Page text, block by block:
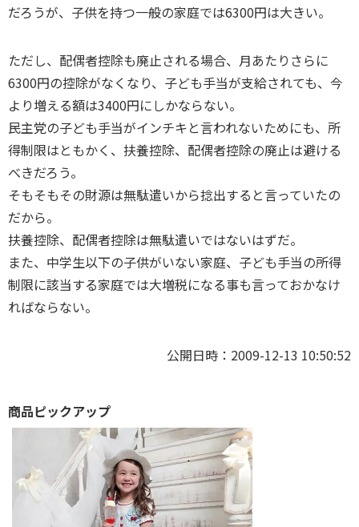
だろうが、子供を持つ一般の家庭では6300円は大きい。
ただし、配偶者控除も廃止される場合、月あたりさらに
6300円の控除がなくなり、子ども手当が支給されても、今
より増える額は3400円にしかならない。
民主党の子ども手当がインチキと言われないためにも、所
得制限はともかく、扶養控除、配偶者控除の廃止は避ける
べきだろう。
そもそもその財源は無駄遣いから捻出すると言っていたの
だから。
扶養控除、配偶者控除は無駄遣いではないはずだ。
また、中学生以下の子供がいない家庭、子ども手当の所得
制限に該当する家庭では大増税になる事も言っておかなけ
ればならない。
公開日時：2009-12-13 10:50:52
商品ピックアップ